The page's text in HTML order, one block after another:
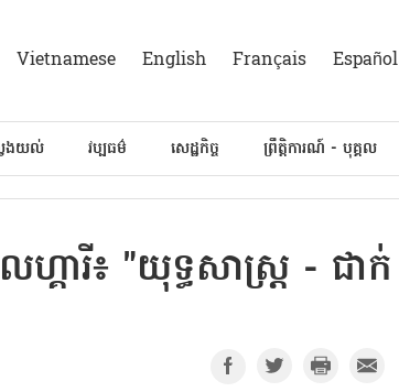
Vietnamese English Français Español
ែងយល់ វប្បធម៌ សេដ្ឋកិច្ច ព្រឹត្តិការណ៍ - បុគ្គល
គារី៖ "យុទ្ធសាស្ត្រ - ជាក់